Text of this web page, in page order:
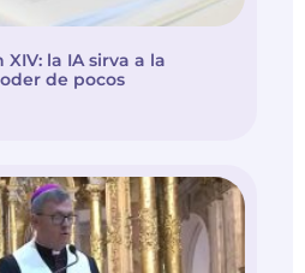
la IA sirva a la
de pocos